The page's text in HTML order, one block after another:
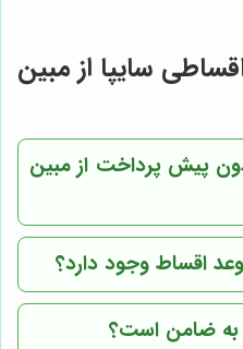
سایپا از مبین
پیش پرداخت از مبین
اقساط وجود دارد؟
به ضامن است؟